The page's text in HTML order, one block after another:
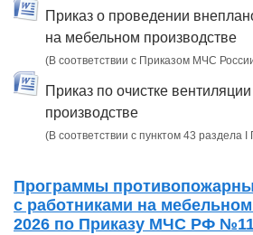
Приказ о проведении
на мебельном производстве
(В соответствии с Приказом МЧС
Приказ по очистке
производстве
(В соответствии с пунктом 43
Программы
с работниками на
2026 по Приказу МЧС РФ